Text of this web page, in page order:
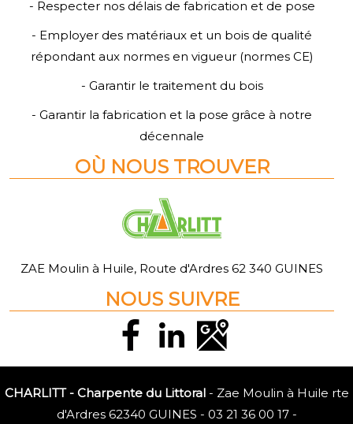
- Respecter nos délais de fabrication et de pose
- Employer des matériaux et un bois de qualité
répondant aux normes en vigueur (normes CE)
- Garantir le traitement du bois
- Garantir la fabrication et la pose grâce à notre
décennale
OÙ NOUS TROUVER
ZAE Moulin à Huile, Route d'Ardres 62 340 GUINES
NOUS SUIVRE
CHARLITT - Charpente du Littoral- Zae Moulin à Huile rte
d'Ardres 62340 GUINES - 03 21 36 00 17-